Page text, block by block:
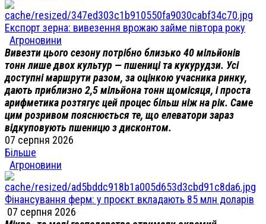
Експорт зерна: вивезення врожаю займе півтора року
Агроновини
Вивезти цього сезону потрібно близько 40 мільйонів
тонн лише двох культур — пшениці та кукурудзи. Усі
доступні маршрути разом, за оцінкою учасника ринку,
дають приблизно 2,5 мільйона тонн щомісяця, і проста
арифметика розтягує цей процес більш ніж на рік. Саме
цим розривом пояснюється те, що елеватори зараз
відкуповують пшеницю з дисконтом.
07 серпня 2026
Більше
Агроновини
Фінансування ферм: у проєкт вкладають 85 млн доларів
07 серпня 2026